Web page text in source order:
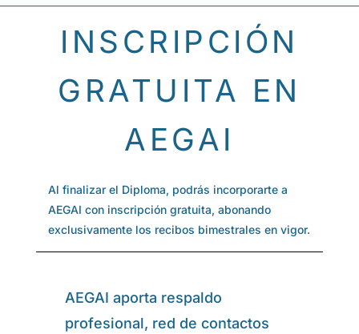
INSCRIPCIÓN
GRATUITA EN
AEGAI
Al finalizar el Diploma, podrás incorporarte a
AEGAI con inscripción gratuita, abonando
exclusivamente los recibos bimestrales en vigor.
AEGAI aporta respaldo
profesional, red de contactos